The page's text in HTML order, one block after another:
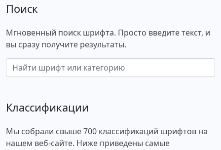
Поиск
Мгновенный поиск шрифта. Просто введите текст, и
вы сразу получите результаты.
Классификации
Мы собрали свыше 700 классификаций шрифтов на
нашем веб-сайте. Ниже приведены самые